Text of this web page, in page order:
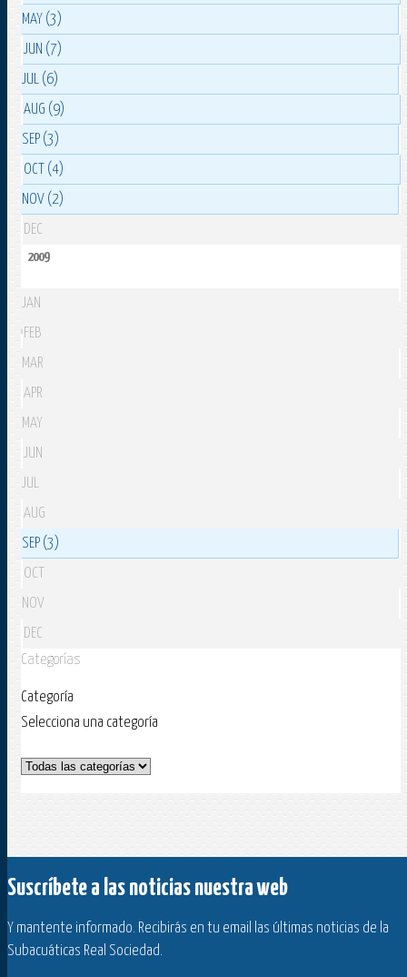
MAY (3)
JUN (7)
JUL (6)
AUG (9)
SEP (3)
OCT (4)
NOV (2)
DEC
2009
JAN
FEB
MAR
APR
MAY
JUN
JUL
AUG
SEP (3)
OCT
NOV
DEC
Categorías
Categoría
Selecciona una categoría
Suscríbete a las noticias nuestra web
Y mantente informado. Recibirás en tu email las últimas noticias de la
Subacuáticas Real Sociedad.